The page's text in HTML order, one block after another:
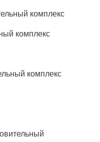
комплекс
комплекс
комплекс